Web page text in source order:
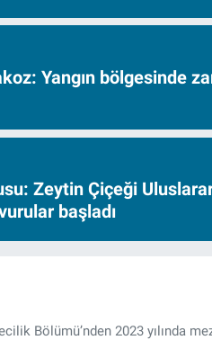
Yangın bölgesinde
Zeytin Çiçeği
başladı
Bölümü’nden 2023 yılında